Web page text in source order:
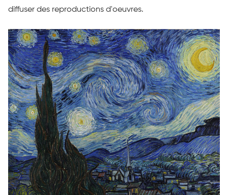
diffuser des reproductions d'oeuvres.